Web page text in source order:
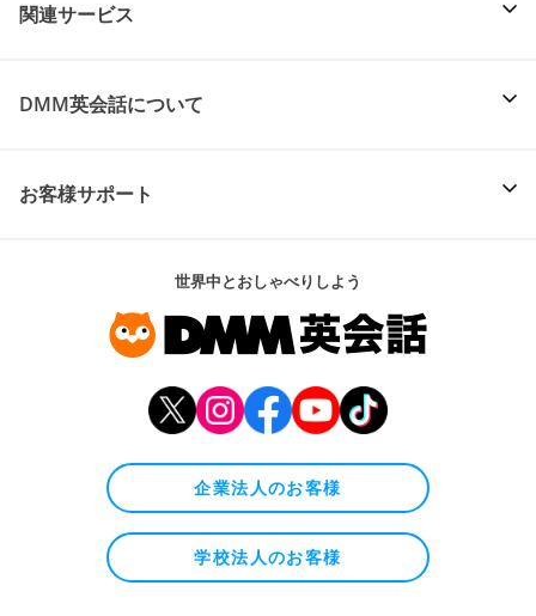
関連サービス
DMM英会話について
お客様サポート
世界中とおしゃべりしよう
企業法人のお客様
学校法人のお客様